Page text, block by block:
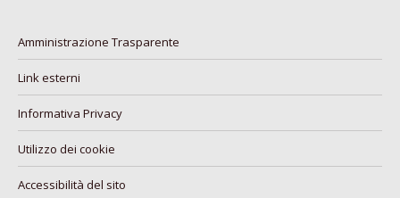
Amministrazione Trasparente
Link esterni
Informativa Privacy
Utilizzo dei cookie
Accessibilità del sito